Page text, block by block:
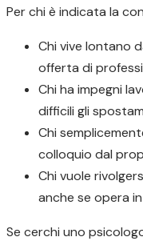
Per chi è indicata la
Chi vive lontano
offerta di
Chi ha impegni
difficili gli
Chi
colloquio dal
Chi vuole
anche se opera
Se cerchi uno